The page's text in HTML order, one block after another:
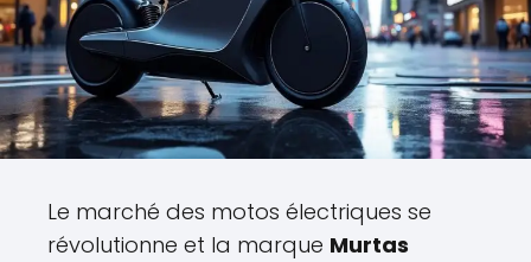
Le marché des motos électriques se
révolutionne et la marque Murtas